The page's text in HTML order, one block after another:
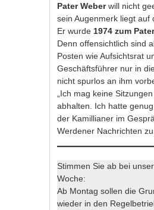
Pater Weberwill nicht
sein Augenmerk liegt auf
Er wurde 1974 zum
Denn offensichtlich sind
Posten wie Aufsichtsrat
Geschäftsführer nur in
nicht spurlos an ihm
„Ich mag keine
abhalten. Ich hatte
der Kamillianer im
Werdener Nachrichten zu.
Stimmen Sie ab bei
Woche:
Ab Montag sollen die
wieder in den